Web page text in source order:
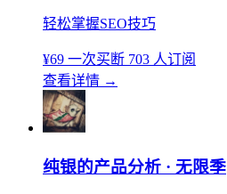
轻松掌握SEO技巧
¥69 一次买断 703 人订阅
查看详情 →
纯银的产品分析 · 无限季